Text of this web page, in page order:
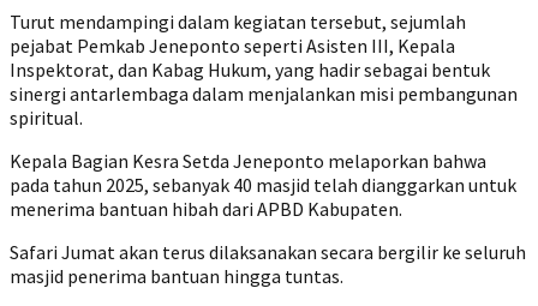
Turut mendampingi dalam kegiatan tersebut, sejumlah
pejabat Pemkab Jeneponto seperti Asisten III, Kepala
Inspektorat, dan Kabag Hukum, yang hadir sebagai bentuk
sinergi antarlembaga dalam menjalankan misi pembangunan
spiritual.
Kepala Bagian Kesra Setda Jeneponto melaporkan bahwa
pada tahun 2025, sebanyak 40 masjid telah dianggarkan untuk
menerima bantuan hibah dari APBD Kabupaten.
Safari Jumat akan terus dilaksanakan secara bergilir ke seluruh
masjid penerima bantuan hingga tuntas.